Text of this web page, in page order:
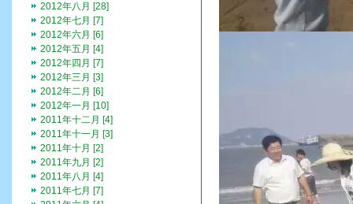
2012年八月 [28]
2012年七月 [7]
2012年六月 [6]
2012年五月 [4]
2012年四月 [7]
2012年三月 [3]
2012年二月 [6]
2012年一月 [10]
2011年十二月 [4]
2011年十一月 [3]
2011年十月 [2]
2011年九月 [2]
2011年八月 [4]
2011年七月 [7]